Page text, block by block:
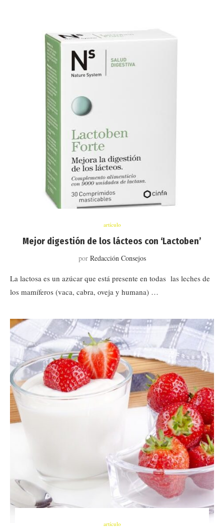
artículo
Mejor digestión de los lácteos con ‘Lactoben’
por Redacción Consejos
La lactosa es un azúcar que está presente en todas las leches de
los mamíferos (vaca, cabra, oveja y humana) …
artículo